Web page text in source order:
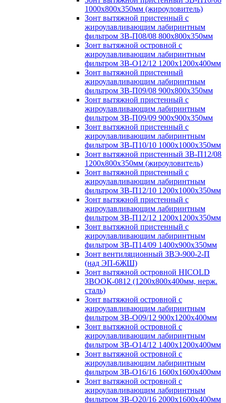
1000х800х350мм (жироуловитель)
Зонт вытяжной пристенный с
жироулавливающим лабиринтным
фильтром ЗВ-П08/08 800х800х350мм
Зонт вытяжной островной с
жироулавливающим лабиринтным
фильтром ЗВ-О12/12 1200х1200х400мм
Зонт вытяжной пристенный
жироулавливающим лабиринтным
фильтром ЗВ-П09/08 900х800х350мм
Зонт вытяжной пристенный с
жироулавливающим лабиринтным
фильтром ЗВ-П09/09 900х900х350мм
Зонт вытяжной пристенный с
жироулавливающим лабиринтным
фильтром ЗВ-П10/10 1000х1000х350мм
Зонт вытяжной пристенный ЗВ-П12/08
1200х800х350мм (жироуловитель)
Зонт вытяжной пристенный с
жироулавливающим лабиринтным
фильтром ЗВ-П12/10 1200х1000х350мм
Зонт вытяжной пристенный с
жироулавливающим лабиринтным
фильтром ЗВ-П12/12 1200х1200х350мм
Зонт вытяжной пристенный с
жироулавливающим лабиринтным
фильтром ЗВ-П14/09 1400х900х350мм
Зонт вентиляционный ЗВЭ-900-2-П
(над ЭП-6ЖШ)
Зонт вытяжной островной HICOLD
ЗВООК-0812 (1200х800x400мм, нерж.
сталь)
Зонт вытяжной островной с
жироулавливающим лабиринтным
фильтром ЗВ-О09/12 900х1200х400мм
Зонт вытяжной островной с
жироулавливающим лабиринтным
фильтром ЗВ-О14/12 1400х1200х400мм
Зонт вытяжной островной с
жироулавливающим лабиринтным
фильтром ЗВ-О16/16 1600х1600х400мм
Зонт вытяжной островной с
жироулавливающим лабиринтным
фильтром ЗВ-О20/16 2000х1600х400мм